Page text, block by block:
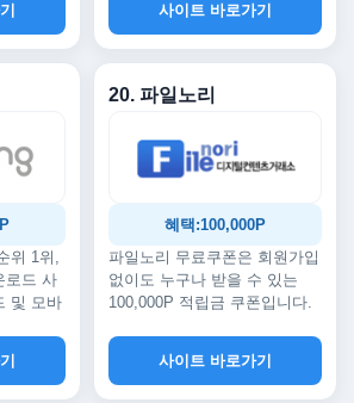
사이트 바로가기
위 1위,
로드 사
및 모바
20. 파일노리
혜택:100,000P
파일노리 무료쿠폰은 회원가입
없이도 누구나 받을 수 있는
100,000P 적립금 쿠폰입니다.
사이트 바로가기